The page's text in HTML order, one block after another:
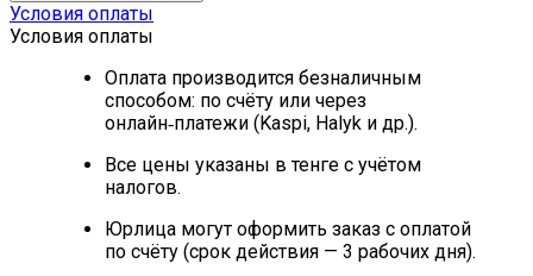
Условия оплаты
Условия оплаты
Оплата производится безналичным
способом: по счёту или через
онлайн‑платежи (Kaspi, Halyk и др.).
Все цены указаны в тенге с учётом
налогов.
Юрлица могут оформить заказ с оплатой
по счёту (срок действия — 3 рабочих дня).